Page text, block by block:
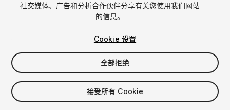
$15
增值税将在结算时计算
社交媒体、广告和分析合作伙伴分享有关您使用我们网站
的信息。
Cookie 设置
全部拒绝
接受所有 Cookie